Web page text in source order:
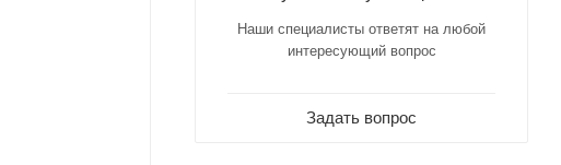
Наши специалисты ответят на любой
интересующий вопрос
Задать вопрос